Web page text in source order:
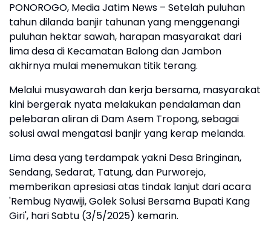
PONOROGO, Media Jatim News – Setelah puluhan
tahun dilanda banjir tahunan yang menggenangi
puluhan hektar sawah, harapan masyarakat dari
lima desa di Kecamatan Balong dan Jambon
akhirnya mulai menemukan titik terang.
Melalui musyawarah dan kerja bersama, masyarakat
kini bergerak nyata melakukan pendalaman dan
pelebaran aliran di Dam Asem Tropong, sebagai
solusi awal mengatasi banjir yang kerap melanda.
Lima desa yang terdampak yakni Desa Bringinan,
Sendang, Sedarat, Tatung, dan Purworejo,
memberikan apresiasi atas tindak lanjut dari acara
'Rembug Nyawiji, Golek Solusi Bersama Bupati Kang
Giri', hari Sabtu (3/5/2025) kemarin.